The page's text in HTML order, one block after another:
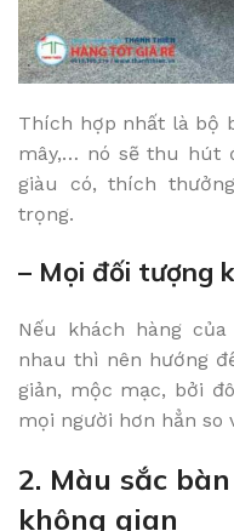
Thích hợp nhất là bộ
mây,… nó sẽ thu hút
giàu có, thích
trọng.
– Mọi đối tượng
Nếu khách hàng
nhau thì nên hướng
giản, mộc mạc, bởi
mọi người hơn hẳn so
2. Màu sắc
không gian